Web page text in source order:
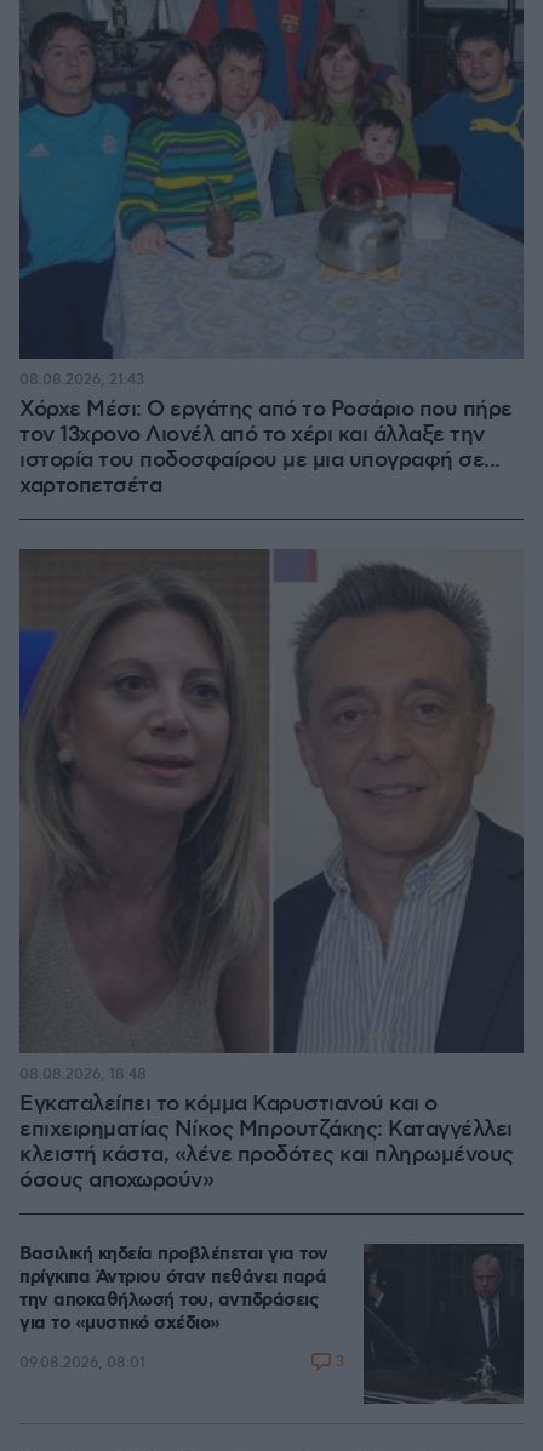
Χόρχε Μέσι: Ο εργάτης από το Ροσάριο που πήρε
τον 13χρονο Λιονέλ από το χέρι και άλλαξε την
ιστορία του ποδοσφαίρου με μια υπογραφή σε...
χαρτοπετσέτα
08.08.2026, 21:43
Εγκαταλείπει το κόμμα Καρυστιανού και ο
επιχειρηματίας Νίκος Μπρουτζάκης: Καταγγέλλει
κλειστή κάστα, «λένε προδότες και πληρωμένους
όσους αποχωρούν»
08.08.2026, 18:48
Βασιλική κηδεία προβλέπεται για τον
πρίγκιπα Άντριου όταν πεθάνει παρά
την αποκαθήλωσή του, αντιδράσεις
για το «μυστικό σχέδιο»
09.08.2026, 08:01 3